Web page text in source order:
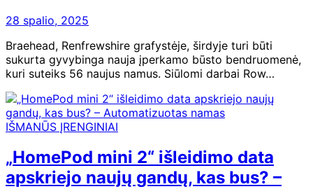
28 spalio, 2025
Braehead, Renfrewshire grafystėje, širdyje turi būti
sukurta gyvybinga nauja įperkamo būsto bendruomenė,
kuri suteiks 56 naujus namus. Siūlomi darbai Row…
IŠMANŪS ĮRENGINIAI
„HomePod mini 2“ išleidimo data
apskriejo naujų gandų, kas bus? –